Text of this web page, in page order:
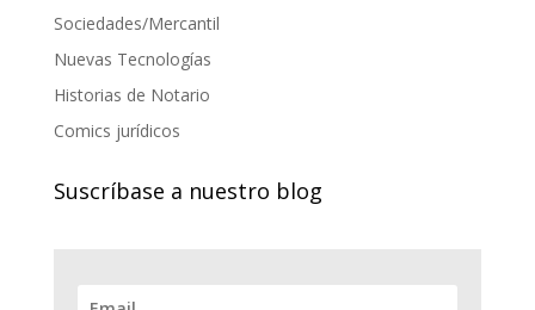
Sociedades/Mercantil
Nuevas Tecnologías
Historias de Notario
Comics jurídicos
Suscríbase a nuestro blog